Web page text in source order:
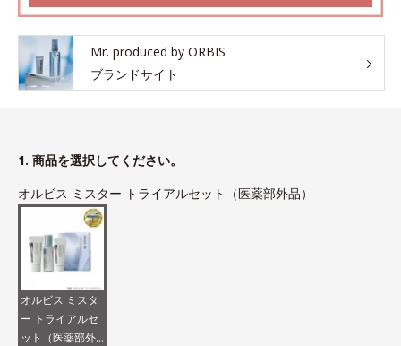
Mr. produced by ORBIS
ブランドサイト
1. 商品を選択してください。
オルビス ミスター トライアルセット（医薬部外品）
オルビス ミスタ
ー トライアルセ
ット（医薬部外